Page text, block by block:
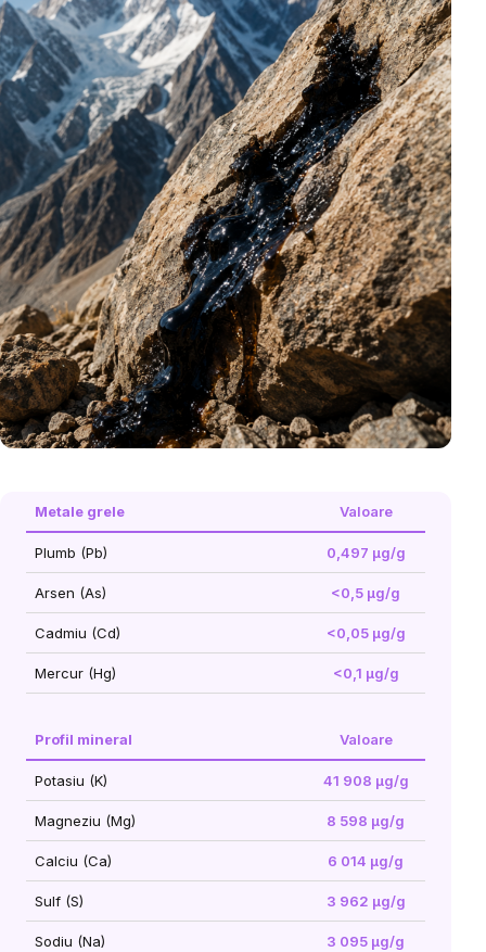
Metale grele Valoare
Plumb (Pb) 0,497 μg/g
Arsen (As) <0,5 μg/g
Cadmiu (Cd) <0,05 μg/g
Mercur (Hg) <0,1 μg/g
Profil mineral Valoare
Potasiu (K) 41 908 μg/g
Magneziu (Mg) 8 598 μg/g
Calciu (Ca) 6 014 μg/g
Sulf (S) 3 962 μg/g
Sodiu (Na) 3 095 μg/g